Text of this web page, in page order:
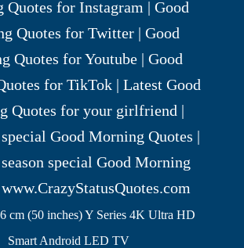
cm (50 inches) Y Series 4K Ultra HD
Smart Android LED TV